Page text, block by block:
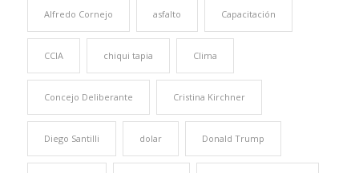
Alfredo Cornejo asfalto Capacitación
CCIA chiqui tapia Clima
Concejo Deliberante Cristina Kirchner
Diego Santilli dolar Donald Trump